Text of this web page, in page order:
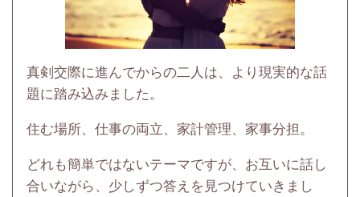
真剣交際に進んでからの二人は、より現実的な話
題に踏み込みました。
住む場所、仕事の両立、家計管理、家事分担。
どれも簡単ではないテーマですが、お互いに話し
合いながら、少しずつ答えを見つけていきまし